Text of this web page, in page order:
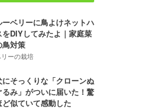
ーベリーに鳥よけネットハ
をDIYしてみたよ｜家庭菜
鳥対策
ーの栽培
にそっくりな「クローンぬ
るみ」がついに届いた！驚
ど似ていて感動した